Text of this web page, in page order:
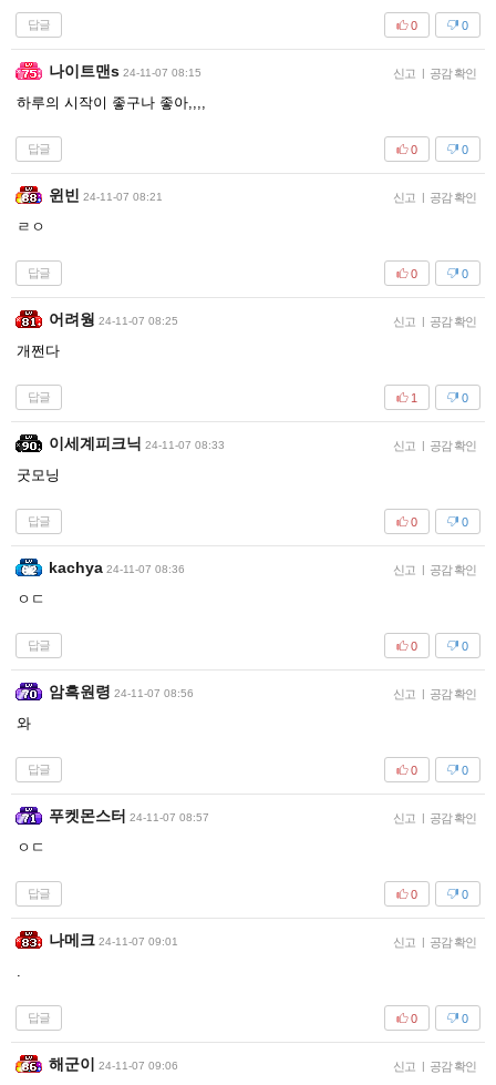
답글 0
0
나이트맨s 24-11-07 08:15 신고 | 공감 확인
하루의 시작이 좋구나 좋아,,,,
답글 0
0
윈빈 24-11-07 08:21 신고 | 공감 확인
ㄹㅇ
답글 0
0
어려웡 24-11-07 08:25 신고 | 공감 확인
개쩐다
답글 0
1
이세계피크닉 24-11-07 08:33 신고 | 공감 확인
굿모닝
답글 0
0
kachya 24-11-07 08:36 신고 | 공감 확인
ㅇㄷ
답글 0
0
암흑원령 24-11-07 08:56 신고 | 공감 확인
와
답글 0
0
푸켓몬스터 24-11-07 08:57 신고 | 공감 확인
ㅇㄷ
답글 0
0
나메크 24-11-07 09:01 신고 | 공감 확인
.
답글 0
0
해군이 24-11-07 09:06 신고 | 공감 확인